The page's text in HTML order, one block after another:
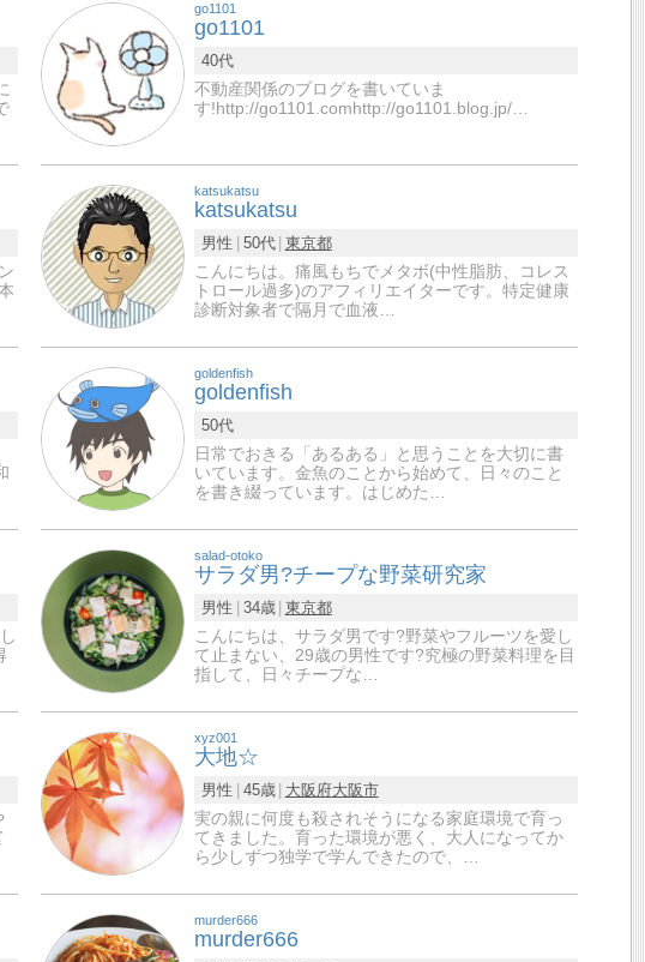
go1101
go1101
40代
不動産関係のブログを書いていま
す!http://go1101.comhttp://go1101.blog.jp/…
katsukatsu
katsukatsu
男性 50代 東京都
こんにちは。痛風もちでメタボ(中性脂肪、コレス
トロール過多)のアフィリエイターです。特定健康
診断対象者で隔月で血液…
goldenfish
goldenfish
50代
日常でおきる「あるある」と思うことを大切に書
いています。金魚のことから始めて、日々のこと
を書き綴っています。はじめた…
salad-otoko
サラダ男?チープな野菜研究家
男性 34歳 東京都
こんにちは、サラダ男です?野菜やフルーツを愛し
て止まない、29歳の男性です?究極の野菜料理を目
指して、日々チープな…
xyz001
大地☆
男性 45歳 大阪府大阪市
実の親に何度も殺されそうになる家庭環境で育っ
てきました。育った環境が悪く、大人になってか
ら少しずつ独学で学んできたので、…
murder666
murder666